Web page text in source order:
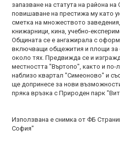
запазване на статута на района на
повишаване на престижа му като
сметка на множеството
книжарници, кина, учебно-
Общината се е ангажирала с
включващи общежития и площи за
около тях. Предвижда се и
местността "Въртопо", както и по-
наблизо квартал "Симеоново" и
ще допринесе за нови
пряка връзка с Природен парк
Използвана е снимка от ФБ
София"